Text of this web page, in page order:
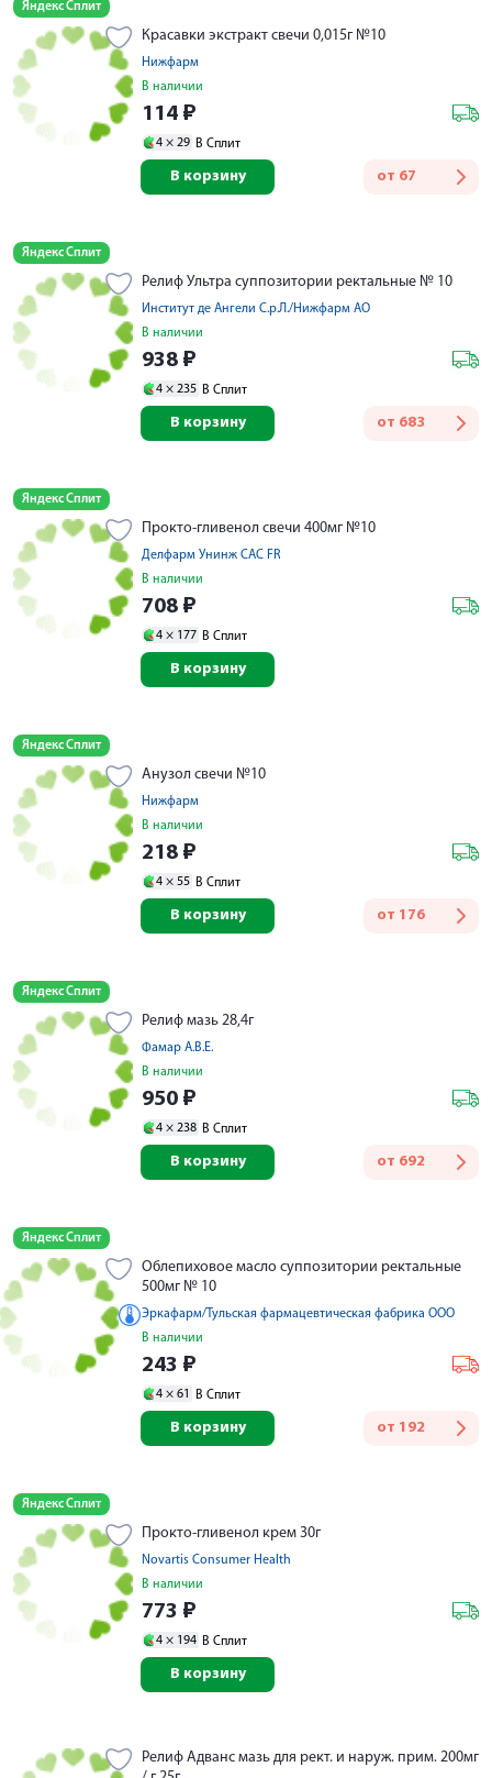
Яндекс Сплит
Красавки экстракт свечи 0,015г №10
Нижфарм
В наличии
114 ₽
4 × 29 В Сплит
от 67
В корзину
Яндекс Сплит
Релиф Ультра суппозитории ректальные № 10
Институт де Ангели С.р.Л./Нижфарм АО
В наличии
938 ₽
4 × 235 В Сплит
от 683
В корзину
Яндекс Сплит
Прокто-гливенол свечи 400мг №10
Делфарм Унинж САС FR
В наличии
708 ₽
4 × 177 В Сплит
В корзину
Яндекс Сплит
Анузол свечи №10
Нижфарм
В наличии
218 ₽
4 × 55 В Сплит
от 176
В корзину
Яндекс Сплит
Релиф мазь 28,4г
Фамар А.В.Е.
В наличии
950 ₽
4 × 238 В Сплит
от 692
В корзину
Яндекс Сплит
Облепиховое масло суппозитории ректальные
500мг № 10
Эркафарм/Тульская фармацевтическая фабрика ООО
В наличии
243 ₽
4 × 61 В Сплит
от 192
В корзину
Яндекс Сплит
Прокто-гливенол крем 30г
Novartis Consumer Health
В наличии
773 ₽
4 × 194 В Сплит
В корзину
Релиф Адванс мазь для рект. и наруж. прим. 200мг